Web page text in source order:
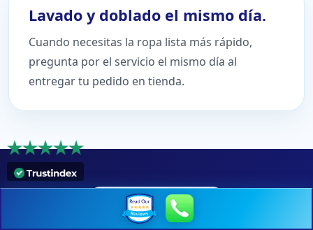
Lavado y doblado el mismo día.
Cuando necesitas la ropa lista más rápido,
pregunta por el servicio el mismo día al
entregar tu pedido en tienda.
LAUNDRY UNLIMITED